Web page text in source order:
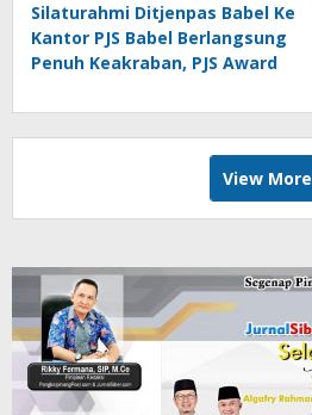
Silaturahmi Ditjenpas Babel Ke
Kantor PJS Babel Berlangsung
Penuh Keakraban, PJS Award
Agustina
View More